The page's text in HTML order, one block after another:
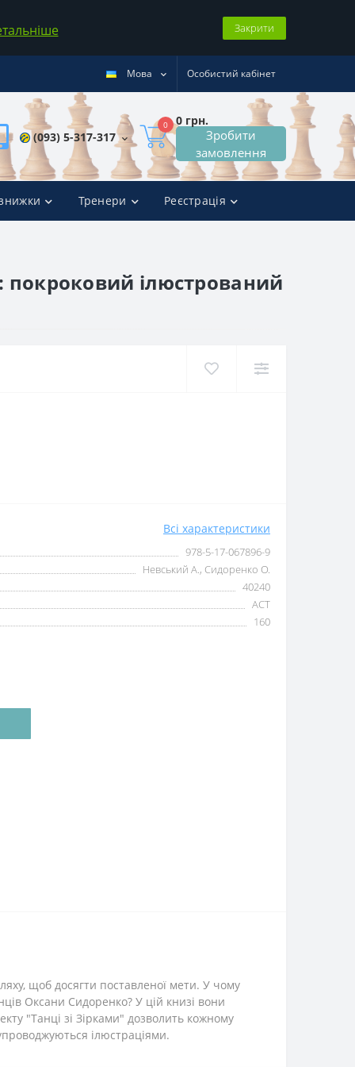
Закрити
Мова Особистий кабінет
(093) 5-317-317
0 0 грн.
Зробити
замовлення
Тренери Реєстрація
покроковий ілюстрований
Всі характеристики
978-5-17-067896-9
Невський А., Сидоренко О.
40240
АСТ
160
щоб досягти поставленої мети. У чому
Оксани Сидоренко? У цій книзі вони
"Танці зі Зірками" дозволить кожному
ілюстраціями.